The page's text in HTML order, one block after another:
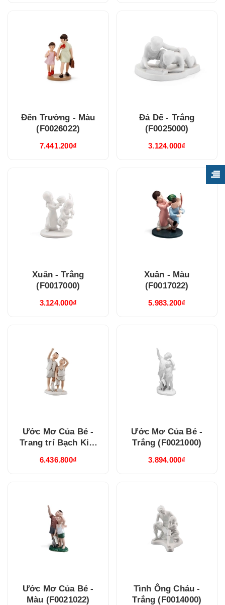
Đến Trường - Màu
(F0026022)
7.441.200₫
Đá Dế - Trắng
(F0025000)
3.124.000₫
Xuân - Trắng
(F0017000)
3.124.000₫
Xuân - Màu
(F0017022)
5.983.200₫
Ước Mơ Của Bé -
Trang trí Bạch Kim
6.436.800₫
Ước Mơ Của Bé -
Trắng (F0021000)
3.894.000₫
Ước Mơ Của Bé -
Màu (F0021022)
Tình Ông Cháu -
Trắng (F0014000)